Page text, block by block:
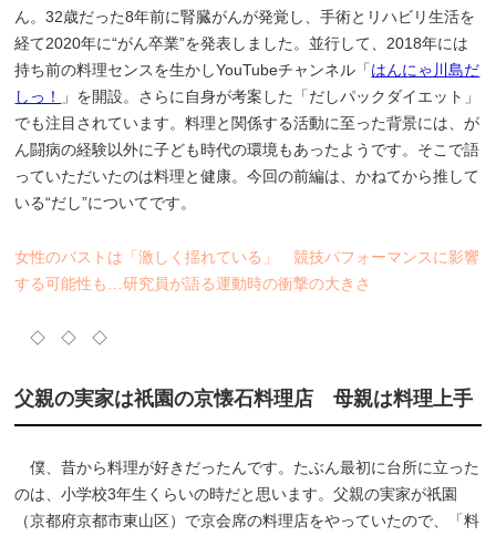
ん。32歳だった8年前に腎臓がんが発覚し、手術とリハビリ生活を
経て2020年に“がん卒業”を発表しました。並行して、2018年には
持ち前の料理センスを生かしYouTubeチャンネル「はんにゃ川島だ
しっ！
」を開設。さらに自身が考案した「だしパックダイエット」
でも注目されています。料理と関係する活動に至った背景には、が
ん闘病の経験以外に子ども時代の環境もあったようです。そこで語
っていただいたのは料理と健康。今回の前編は、かねてから推して
いる“だし”についてです。
女性のバストは「激しく揺れている」 競技パフォーマンスに影響
する可能性も…研究員が語る運動時の衝撃の大きさ
◇ ◇ ◇
父親の実家は祇園の京懐石料理店 母親は料理上手
僕、昔から料理が好きだったんです。たぶん最初に台所に立った
のは、小学校3年生くらいの時だと思います。父親の実家が祇園
（京都府京都市東山区）で京会席の料理店をやっていたので、「料